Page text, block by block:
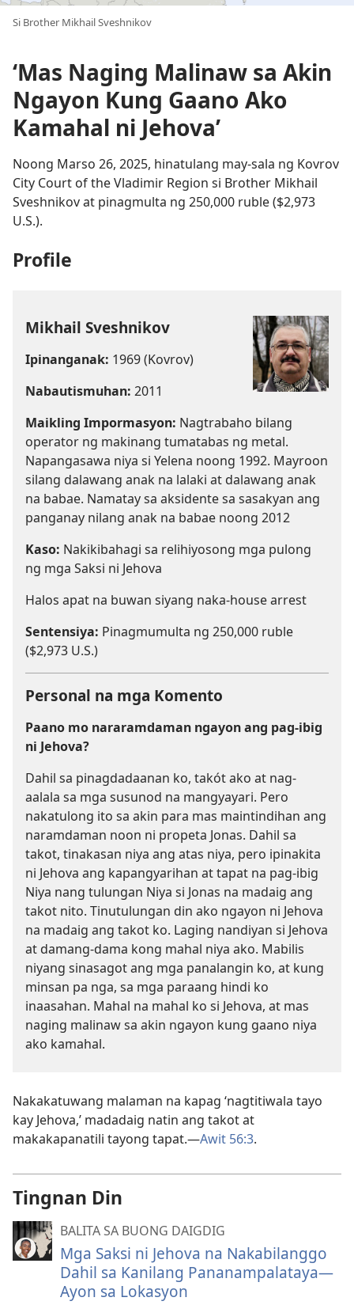
Si Brother Mikhail Sveshnikov
‘Mas Naging Malinaw sa Akin
Ngayon Kung Gaano Ako
Kamahal ni Jehova’
Noong Marso 26, 2025, hinatulang may-sala ng Kovrov
City Court of the Vladimir Region si Brother Mikhail
Sveshnikov at pinagmulta ng 250,000 ruble ($2,973
U.S.).
Profile
Mikhail Sveshnikov
Ipinanganak: 1969 (Kovrov)
Nabautismuhan: 2011
Maikling Impormasyon: Nagtrabaho bilang
operator ng makinang tumatabas ng metal.
Napangasawa niya si Yelena noong 1992. Mayroon
silang dalawang anak na lalaki at dalawang anak
na babae. Namatay sa aksidente sa sasakyan ang
panganay nilang anak na babae noong 2012
Kaso: Nakikibahagi sa relihiyosong mga pulong
ng mga Saksi ni Jehova
Halos apat na buwan siyang naka-house arrest
Sentensiya: Pinagmumulta ng 250,000 ruble
($2,973 U.S.)
Personal na mga Komento
Paano mo nararamdaman ngayon ang pag-ibig
ni Jehova?
Dahil sa pinagdadaanan ko, takót ako at nag-
aalala sa mga susunod na mangyayari. Pero
nakatulong ito sa akin para mas maintindihan ang
naramdaman noon ni propeta Jonas. Dahil sa
takot, tinakasan niya ang atas niya, pero ipinakita
ni Jehova ang kapangyarihan at tapat na pag-ibig
Niya nang tulungan Niya si Jonas na madaig ang
takot nito. Tinutulungan din ako ngayon ni Jehova
na madaig ang takot ko. Laging nandiyan si Jehova
at damang-dama kong mahal niya ako. Mabilis
niyang sinasagot ang mga panalangin ko, at kung
minsan pa nga, sa mga paraang hindi ko
inaasahan. Mahal na mahal ko si Jehova, at mas
naging malinaw sa akin ngayon kung gaano niya
ako kamahal.
Nakakatuwang malaman na kapag ‘nagtitiwala tayo
kay Jehova,’ madadaig natin ang takot at
makakapanatili tayong tapat.—Awit 56:3.
Tingnan Din
BALITA SA BUONG DAIGDIG
Mga Saksi ni Jehova na Nakabilanggo
Dahil sa Kanilang Pananampalataya—
Ayon sa Lokasyon